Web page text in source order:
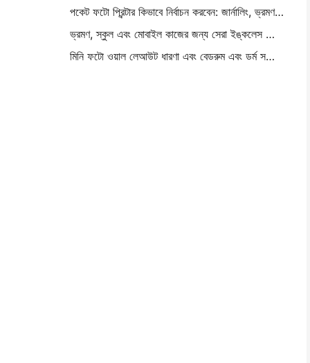
পকেট ফটো প্রিন্টার কিভাবে নির্বাচন করবেন: জার্নালিং, ভ্রমণ এবং আইফোন ব্যবহারকারীদের জন্য একটি সম্পূর্ণ গাই
ভ্রমণ, স্কুল এবং মোবাইল কাজের জন্য সেরা ইঙ্কলেস পোর্টেবল প্রিন্টারঃ হানিন এমটি ৬২০ প্রো পর্যালোচনা
মিনি ফটো ওয়াল লেআউট ধারণা এবং বেডরুম এবং ডর্ম সজ্জা জন্য টিপস